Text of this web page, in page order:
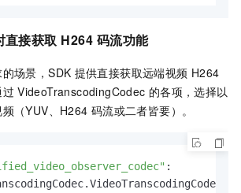
直接获取 H264 码流功能
场景，SDK 提供直接获取远端视频 H264
VideoTranscodingCodec 的各项，选择以
（YUV、H264 码流或二者皆要）。
: